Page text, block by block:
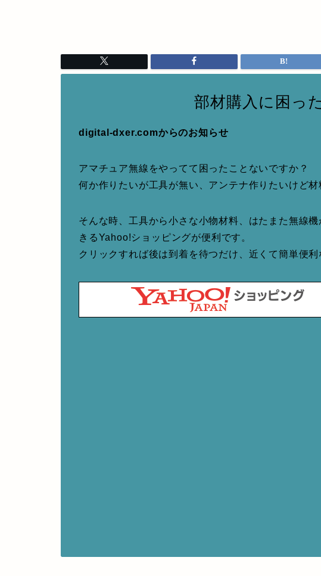
部材購入に困っ
digital-dxer.comからのお知らせ
アマチュア無線をやってて困ったことないですか？
何か作りたいが工具が無い、アンテナ作りたいけど材
そんな時、工具から小さな小物材料、はたまた無線
きるYahoo!ショッピングが便利です。
クリックすれば後は到着を待つだけ、近くて簡単便利